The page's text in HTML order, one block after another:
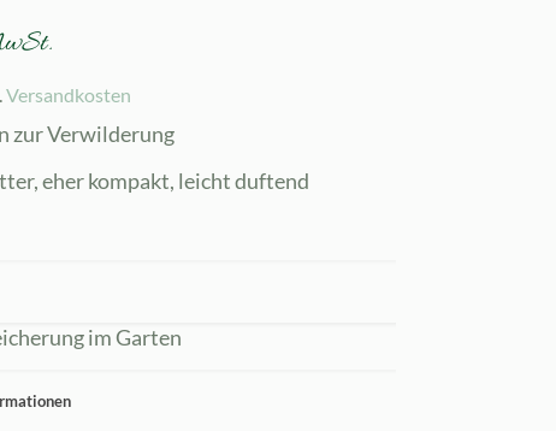
Versandkosten
zur Verwilderung
eher kompakt, leicht duftend
im Garten